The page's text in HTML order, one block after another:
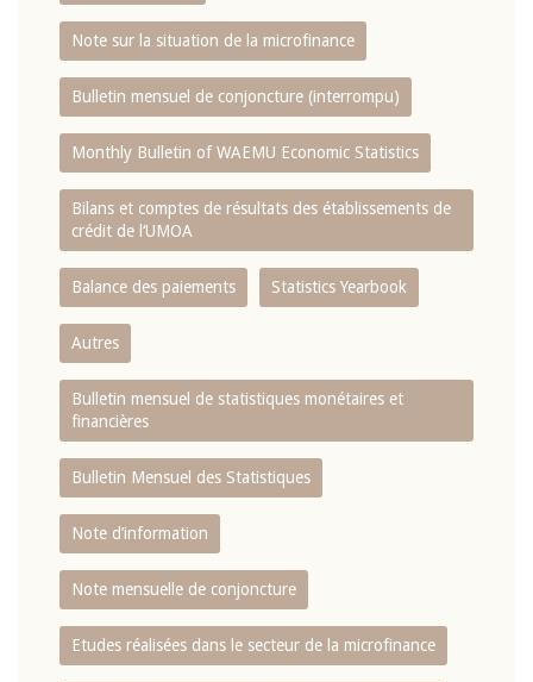
Note sur la situation de la microfinance
Bulletin mensuel de conjoncture (interrompu)
Monthly Bulletin of WAEMU Economic Statistics
Bilans et comptes de résultats des établissements de
crédit de l‘UMOA
Balance des paiements Statistics Yearbook
Autres
Bulletin mensuel de statistiques monétaires et
financières
Bulletin Mensuel des Statistiques
Note d’information
Note mensuelle de conjoncture
Etudes réalisées dans le secteur de la microfinance